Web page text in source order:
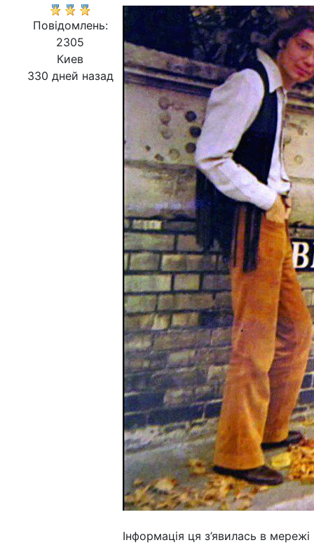
Повідомлень:
2305
Киев
330 дней назад
Інформація ця з’явилась в